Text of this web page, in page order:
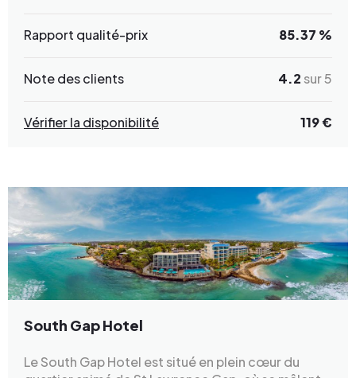
Rapport qualité-prix 85.37 %
Note des clients 4.2 sur 5
Vérifier la disponibilité 119 €
South Gap Hotel
Le South Gap Hotel est situé en plein cœur du